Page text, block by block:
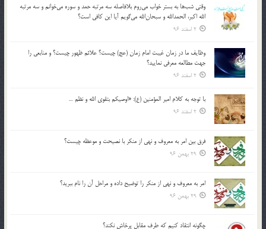
وقتي شب‌ها به بستر خواب مي‌روم بلافاصله سه مرتبه حمد و سوره مي‌خوانم و سه مرتبه
الله اكبر، الحمدالله و سبحان‌الله مي‌گويم آيا اين كافي است؟
2 اسفند 96
وظايف ما در زمان غيبت امام زمان (عج) چيست؟ علائم ظهور چيست؟ و منابعي را
جهت مطالعه معرفي نماييد؟
2 اسفند 96
با توجه به كلام امير المؤمنين (ع): «اوصيكم بتقوي الله و نظم …
2 اسفند 96
فرق بين امر به معروف و نهي از منكر با نصيحت و موعظه چيست؟
29 بهمن 96
امر به معروف و نهي از منكر را توضيح داده و مراحل آن را نام ببريد؟
29 بهمن 96
چگونه انتقاد كنيم كه طرف مقابل پرخاش نكند؟